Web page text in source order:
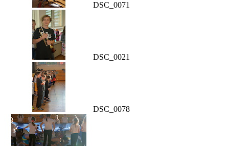
DSC_0071
DSC_0021
DSC_0078